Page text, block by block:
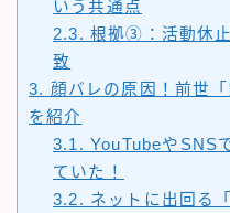
いう共通点
2.3. 根拠③：活動休
致
3. 顔バレの原因！前世
を紹介
3.1. YouTubeやSNS
ていた！
3.2. ネットに出回る